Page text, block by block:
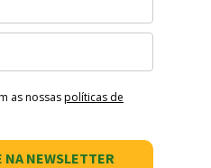
as nossaspolíticas de
NA NEWSLETTER